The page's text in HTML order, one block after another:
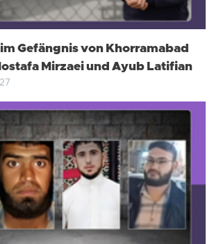
Gefängnis von Khorramabad
Mirzaei und Ayub Latifian